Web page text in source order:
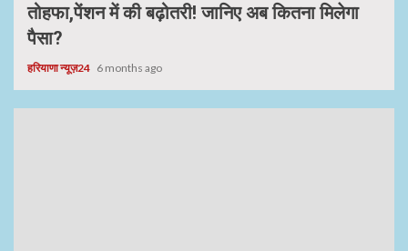
तोहफा,पेंशन में की बढ़ोतरी! जानिए अब कितना मिलेगा
पैसा?
हरियाणा न्यूज़24 6 months ago